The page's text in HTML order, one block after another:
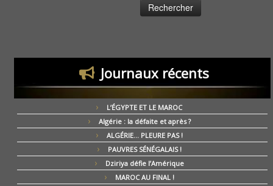
Journaux récents
L’ÉGYPTE ET LE MAROC
Algérie : la défaite et après ?
ALGÉRIE… PLEURE PAS !
PAUVRES SÉNÉGALAIS !
Dziriya défie l’Amérique
MAROC AU FINAL !